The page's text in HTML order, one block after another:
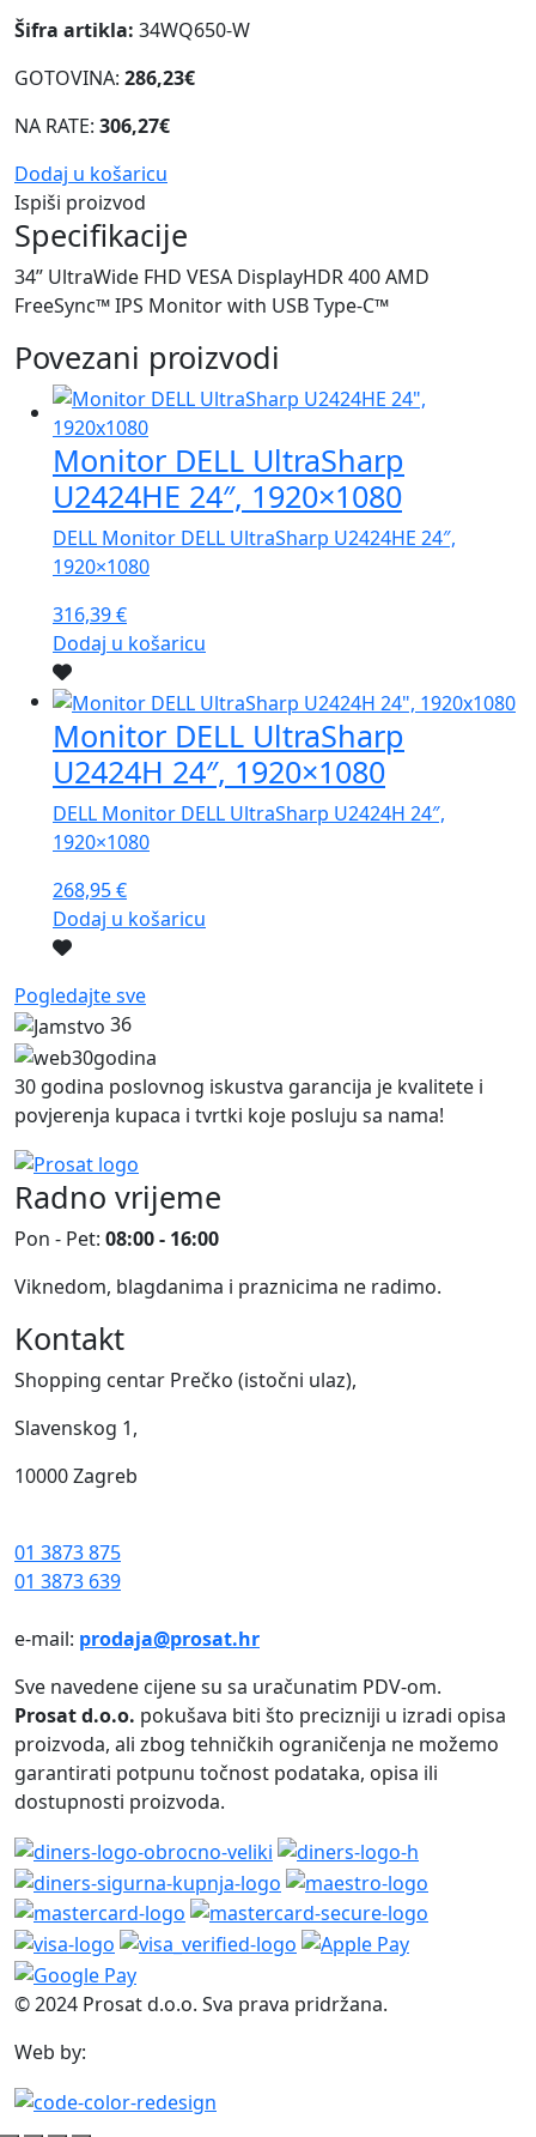
Šifra artikla: 34WQ650-W
GOTOVINA: 286,23€
NA RATE: 306,27€
Dodaj u košaricu
Ispiši proizvod
Specifikacije
34” UltraWide FHD VESA DisplayHDR 400 AMD
FreeSync™ IPS Monitor with USB Type-C™
Povezani proizvodi
Monitor DELL UltraSharp
U2424HE 24″, 1920×1080
DELL Monitor DELL UltraSharp U2424HE 24″,
1920×1080
316,39€
Dodaj u košaricu
Monitor DELL UltraSharp
U2424H 24″, 1920×1080
DELL Monitor DELL UltraSharp U2424H 24″,
1920×1080
268,95€
Dodaj u košaricu
Pogledajte sve
36
30 godina poslovnog iskustva garancija je kvalitete i
povjerenja kupaca i tvrtki koje posluju sa nama!
Radno vrijeme
Pon - Pet: 08:00 - 16:00
Viknedom, blagdanima i praznicima ne radimo.
Kontakt
Shopping centar Prečko (istočni ulaz),
Slavenskog 1,
10000 Zagreb
01 3873 875
01 3873 639
e-mail: prodaja@prosat.hr
Sve navedene cijene su sa uračunatim PDV-om.
Prosat d.o.o. pokušava biti što precizniji u izradi opisa
proizvoda, ali zbog tehničkih ograničenja ne možemo
garantirati potpunu točnost podataka, opisa ili
dostupnosti proizvoda.
© 2024 Prosat d.o.o. Sva prava pridržana.
Web by: